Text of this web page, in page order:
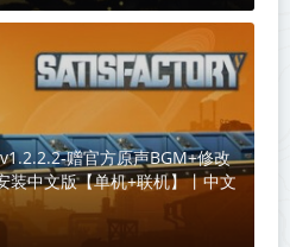
赠官方原声BGM+修改
装中文版【单机+联机】丨中文